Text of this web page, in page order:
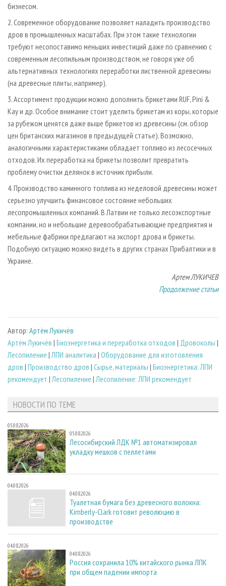
бизнесом.
2. Современное оборудование позволяет наладить производство
дров в промышленных масштабах. При этом такие технологии
требуют несопоставимо меньших инвестиций даже по сравнению с
современным лесопильным производством, не говоря уже об
альтернативных технологиях переработки лиственной древесины
(на древесные плиты, например).
3. Ассортимент продукции можно дополнить брикетами RUF, Pini &
Kay и др. Особое внимание стоит уделить брикетам из коры, которые
за рубежом ценятся даже выше брикетов из древесины (см. обзор
цен британских магазинов в предыдущей статье). Возможно,
аналогичными характеристиками обладает топливо из лесосечных
отходов. Их переработка на брикеты позволит превратить
проблему очистки делянок в источник прибыли.
4. Производство каминного топлива из неделовой древесины может
серьезно улучшить финансовое состояние небольших
лесопромышленных компаний. В Латвии не только лесоэкспортные
компании, но и небольшие деревообрабатывающие предприятия и
мебельные фабрики предлагают на экспорт дрова и брикеты.
Подобную ситуацию можно видеть в других странах Прибалтики и в
Украине.
Артем ЛУКИЧЕВ
Продолжение статьи
Автор: Артём Лукичёв
Артём Лукичёв | Биoэнергетика и переработка отходов | Дровоколы |
Лесопиление |ЛПИ аналитика | Оборудование для изготовления
дров | Производство дров | Сырье, материалы | Биоэнергетика: ЛПИ
рекомендует |Лесопиление |Лесопиление: ЛПИ рекомендует
НОВОСТИ ПО ТЕМЕ
05.08.2026
05.08.2026
Лесосибирский ЛДК №1 автоматизировал
укладку мешков с пеллетами
04.08.2026
04.08.2026
Туалетная бумага без древесного волокна:
Kimberly-Clark готовит революцию в
производстве
04.08.2026
04.08.2026
Россия сохранила 10% китайского рынка ЛПК
при общем падении импорта